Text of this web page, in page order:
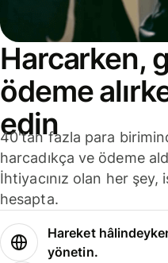
Harcarken,
ödeme
edin
40'tan fazla para
harcadıkça ve ödeme
İhtiyacınız olan her
hesapta.
Hareket
yönetin.